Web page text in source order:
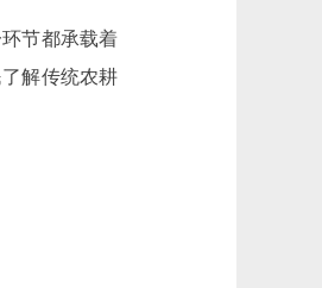
节都承载着
解传统农耕